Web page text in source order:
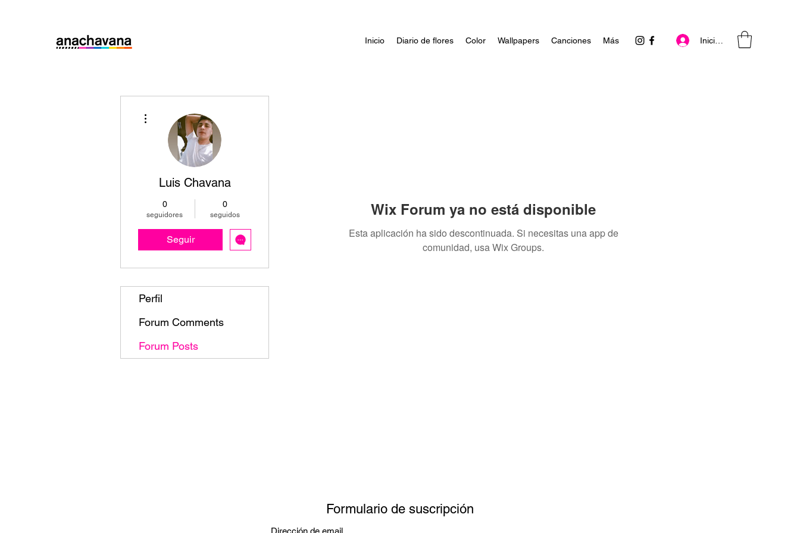
Inicio Diario de flores Color Wallpapers Canciones Más Iniciar sesión
Wix Forum ya no está disponible
Esta aplicación ha sido descontinuada. Si necesitas una app de
comunidad, usa Wix Groups.
Luis Chavana
0
seguidores
0
seguidos
Seguir
Perfil
Forum Comments
Forum Posts
Formulario de suscripción